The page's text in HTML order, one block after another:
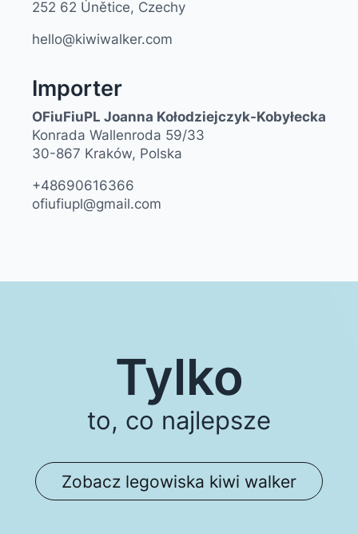
252 62 Únětice, Czechy
hello@kiwiwalker.com
Importer
OFiuFiuPL Joanna Kołodziejczyk-Kobyłecka
Konrada Wallenroda 59/33
30-867 Kraków, Polska
+48690616366
ofiufiupl@gmail.com
Tylko
to, co najlepsze
Zobacz legowiska kiwi walker